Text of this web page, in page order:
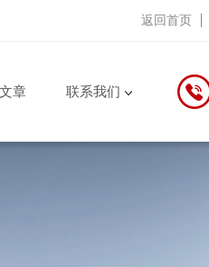
返回首页
章 联系我们